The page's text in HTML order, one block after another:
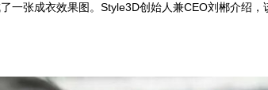
一张成衣效果图。Style3D创始人兼CEO刘郴介绍